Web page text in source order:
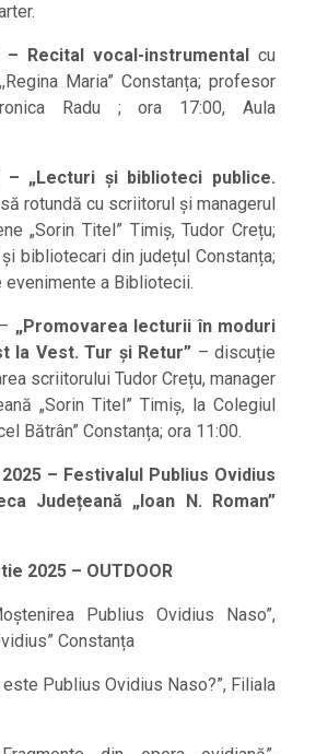
Recital vocal-instrumental cu
Maria” Constanța; profesor
Radu ; ora 17:00, Aula
– „Lecturi și biblioteci publice.
rotundă cu scriitorul și managerul
„Sorin Titel” Timiș, Tudor Crețu;
bibliotecari din județul Constanța;
evenimente a Bibliotecii.
„Promovarea lecturii în moduri
la Vest. Tur și Retur” – discuție
scriitorului Tudor Crețu, manager
„Sorin Titel” Timiș, la Colegiul
Bătrân” Constanța; ora 11:00.
– Festivalul Publius Ovidius
Județeană „Ioan N. Roman”
2025 – OUTDOOR
Publius Ovidius Naso”,
Constanța
este Publius Ovidius Naso?”, Filiala